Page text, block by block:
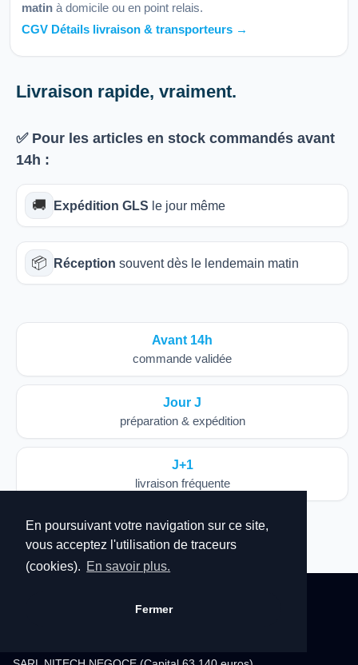
En poursuivant votre navigation sur ce site,
vous acceptez l'utilisation de traceurs
(cookies). En savoir plus.
Fermer
matin à domicile ou en point relais.
CGV Détails livraison & transporteurs →
Livraison rapide, vraiment.
✅ Pour les articles en stock commandés avant
14h :
🚚 Expédition GLS le jour même
📦 Réception souvent dès le lendemain matin
Avant 14h
commande validée
Jour J
préparation & expédition
J+1
livraison fréquente
DIRECT-CHAUDIERE